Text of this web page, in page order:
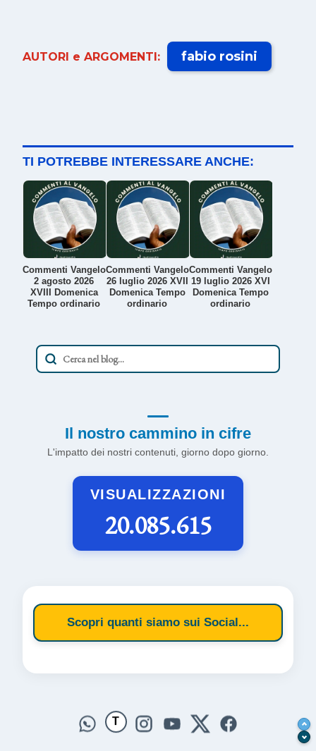
AUTORI e ARGOMENTI: fabio rosini
TI POTREBBE INTERESSARE ANCHE:
Commenti Vangelo
2 agosto 2026
XVIII Domenica
Tempo ordinario
Commenti Vangelo
26 luglio 2026 XVII
Domenica Tempo
ordinario
Commenti Vangelo
19 luglio 2026 XVI
Domenica Tempo
ordinario
Il nostro cammino in cifre
L'impatto dei nostri contenuti, giorno dopo giorno.
VISUALIZZAZIONI
20.085.615
Scopri quanti siamo sui Social...
T